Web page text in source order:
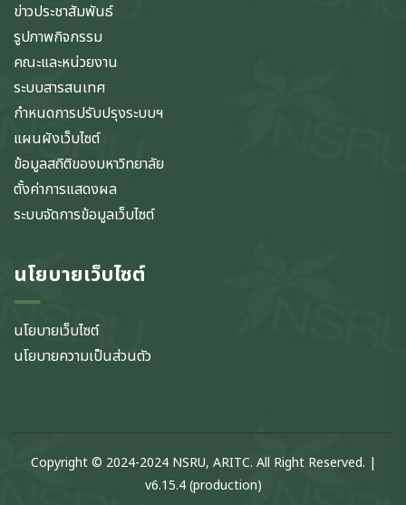
ข่าวประชาสัมพันธ์
รูปภาพกิจกรรม
คณะและหน่วยงาน
ระบบสารสนเทศ
กำหนดการปรับปรุงระบบฯ
แผนผังเว็บไซต์
ข้อมูลสถิติของมหาวิทยาลัย
ตั้งค่าการแสดงผล
ระบบจัดการข้อมูลเว็บไซต์
นโยบายเว็บไซต์
นโยบายเว็บไซต์
นโยบายความเป็นส่วนตัว
Copyright © 2024-2024 NSRU, ARITC. All Right Reserved. |
v6.15.4 (production)